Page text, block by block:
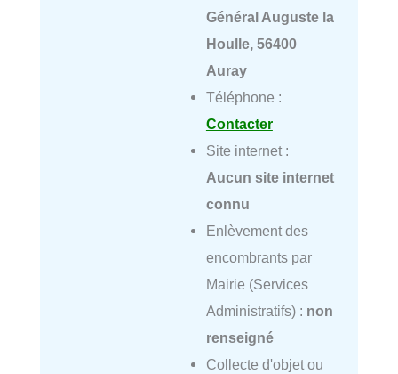
Général Auguste la
Houlle, 56400
Auray
Téléphone :
Contacter
Site internet :
Aucun site internet
connu
Enlèvement des
encombrants par
Mairie (Services
Administratifs) : non
renseigné
Collecte d'objet ou